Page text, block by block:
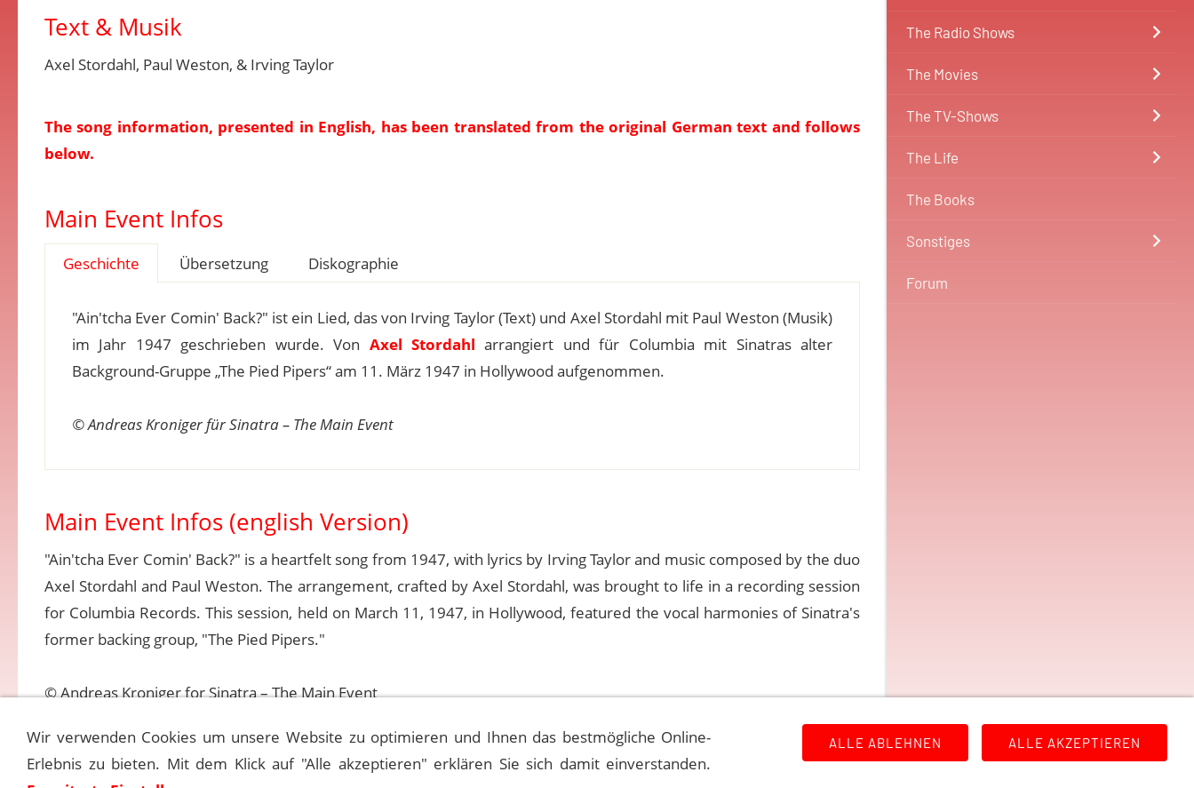
The Radio Shows
The Movies
The TV-Shows
The Life
The Books
Sonstiges
Forum
Text & Musik
Axel Stordahl, Paul Weston, & Irving Taylor
The song information, presented in English, has been translated from the original German text and follows
below.
Main Event Infos
Geschichte Übersetzung Diskographie
"Ain'tcha Ever Comin' Back?" ist ein Lied, das von Irving Taylor (Text) und Axel Stordahl mit Paul Weston (Musik)
im Jahr 1947 geschrieben wurde. Von Axel Stordahl arrangiert und für Columbia mit Sinatras alter
Background-Gruppe „The Pied Pipers“ am 11. März 1947 in Hollywood aufgenommen.
© Andreas Kroniger für Sinatra – The Main Event
Main Event Infos (english Version)
"Ain'tcha Ever Comin' Back?" is a heartfelt song from 1947, with lyrics by Irving Taylor and music composed by the duo
Axel Stordahl and Paul Weston. The arrangement, crafted by Axel Stordahl, was brought to life in a recording session
for Columbia Records. This session, held on March 11, 1947, in Hollywood, featured the vocal harmonies of Sinatra's
former backing group, "The Pied Pipers."
© Andreas Kroniger for Sinatra – The Main Event
Wir verwenden Cookies um unsere Website zu optimieren und Ihnen das bestmögliche Online-
Erlebnis zu bieten. Mit dem Klick auf "Alle akzeptieren" erklären Sie sich damit einverstanden.
ALLE AKZEPTIEREN
ALLE ABLEHNEN